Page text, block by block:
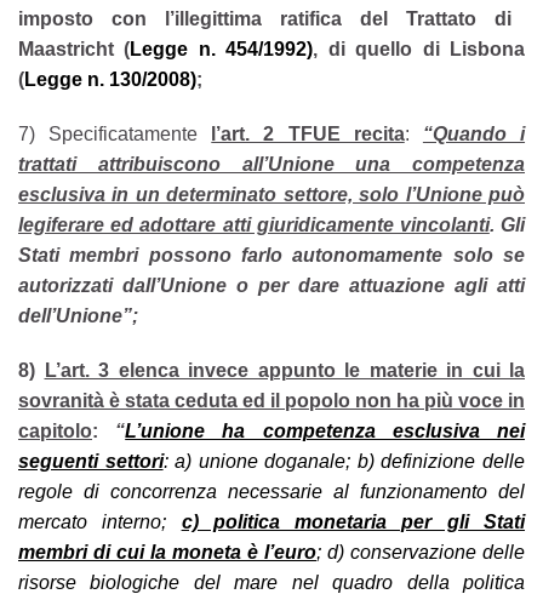
imposto con l’illegittima ratifica del Trattato di
Maastricht(Legge n. 454/1992), di quello di Lisbona
(Legge n. 130/2008);
7) Specificatamente l’art. 2 TFUE recita: “Quando i
trattati attribuiscono all’Unione una competenza
esclusiva in un determinato settore, solo l’Unione può
legiferare ed adottare atti giuridicamente vincolanti. Gli
Stati membri possono farlo autonomamente solo se
autorizzati dall’Unione o per dare attuazione agli atti
dell’Unione”;
8)
L’art. 3 elenca invece appunto le materie in cui la
sovranità è stata ceduta ed il popolo non ha più voce in
capitolo: “L’unione ha competenza esclusiva nei
seguenti settori: a) unione doganale; b) definizione delle
regole di concorrenza necessarie al funzionamento del
mercato interno; c) politica monetaria per gli Stati
membri di cui la moneta è l’euro; d) conservazione delle
risorse biologiche del mare nel quadro della politica